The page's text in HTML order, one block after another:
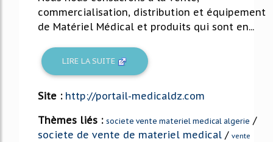
commercialisation, distribution et équipement
de Matériel Médical et produits qui sont en...
LIRE LA SUITE
Site : http://portail-medicaldz.com
Thèmes liés : societe vente materiel medical algerie /
societe de vente de materiel medical / vente